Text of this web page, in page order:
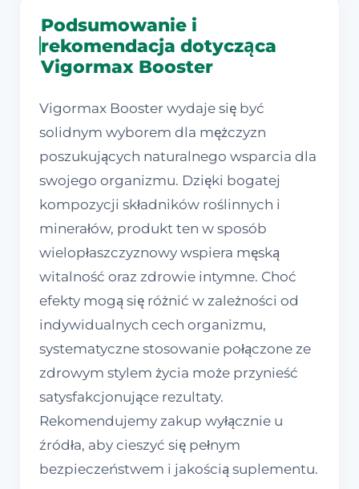
Podsumowanie i
rekomendacja dotycząca
Vigormax Booster
Vigormax Booster wydaje się być
solidnym wyborem dla mężczyzn
poszukujących naturalnego wsparcia dla
swojego organizmu. Dzięki bogatej
kompozycji składników roślinnych i
minerałów, produkt ten w sposób
wielopłaszczyznowy wspiera męską
witalność oraz zdrowie intymne. Choć
efekty mogą się różnić w zależności od
indywidualnych cech organizmu,
systematyczne stosowanie połączone ze
zdrowym stylem życia może przynieść
satysfakcjonujące rezultaty.
Rekomendujemy zakup wyłącznie u
źródła, aby cieszyć się pełnym
bezpieczeństwem i jakością suplementu.